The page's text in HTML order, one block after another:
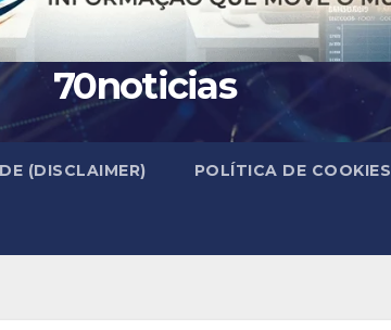
70noticias
(DISCLAIMER) POLÍTICA DE COOKIES